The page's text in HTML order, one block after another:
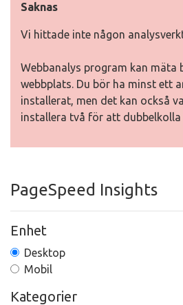
Saknas
Vi hittade inte någon
Webbanalys program kan mäta
webbplats. Du bör ha minst ett
installerat, men det kan också
installera två för att
PageSpeed Insights
Enhet
Desktop
Mobil
Kategorier